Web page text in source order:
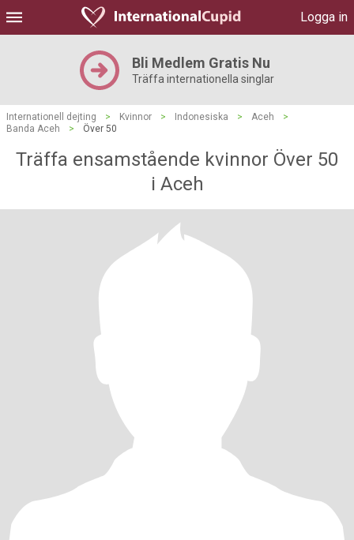
Logga in
Bli Medlem Gratis Nu
Träffa internationella singlar
Internationell dejting > Kvinnor > Indonesiska > Aceh
>
Banda Aceh
> Över 50
Träffa ensamstående kvinnor Över 50
i Aceh